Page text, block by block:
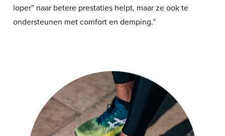
loper” naar betere prestaties helpt, maar ze ook te
ondersteunen met comfort en demping.”